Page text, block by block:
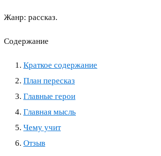
Жанр: рассказ.
Содержание
Краткое содержание
План пересказ
Главные герои
Главная мысль
Чему учит
Отзыв